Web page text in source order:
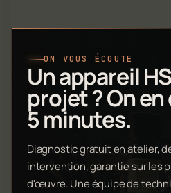
ON VOUS ÉCOUTE
Un appareil
projet ? On
5 minutes.
Diagnostic gratuit en atelier,
intervention, garantie sur les
d'œuvre. Une équipe de